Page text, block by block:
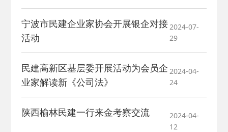
· 中国民主建国会… 2024-08-28
· 中国民主建国会… 2024-03-04
宁波市民建企业家协会开展银企对接
活动
2024-07-
29
民建高新区基层委开展活动为会员企
业家解读新《公司法》
2024-04-
24
陕西榆林民建一行来金考察交流
2024-04-
12